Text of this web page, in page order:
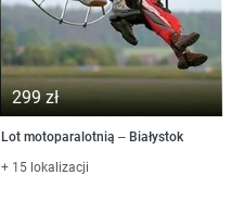
299 zł
Lot motoparalotnią – Białystok
+ 15 lokalizacji